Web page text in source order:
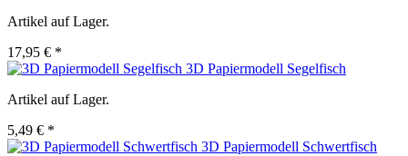
Artikel auf Lager.
17,95 € *
3D Papiermodell Segelfisch
Artikel auf Lager.
5,49 € *
3D Papiermodell Schwertfisch